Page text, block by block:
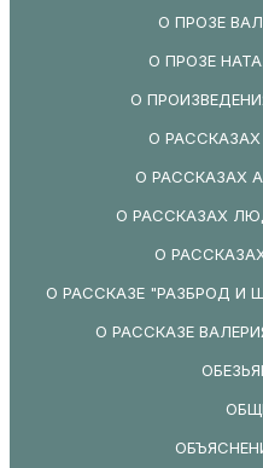
О ПРОЗЕ
О ПРОЗЕ
О
О РАССКАЗАХ
О РАССКАЗАХ
О РАССКАЗАХ
О
О РАССКАЗЕ "РАЗБРОД И
О РАССКАЗЕ